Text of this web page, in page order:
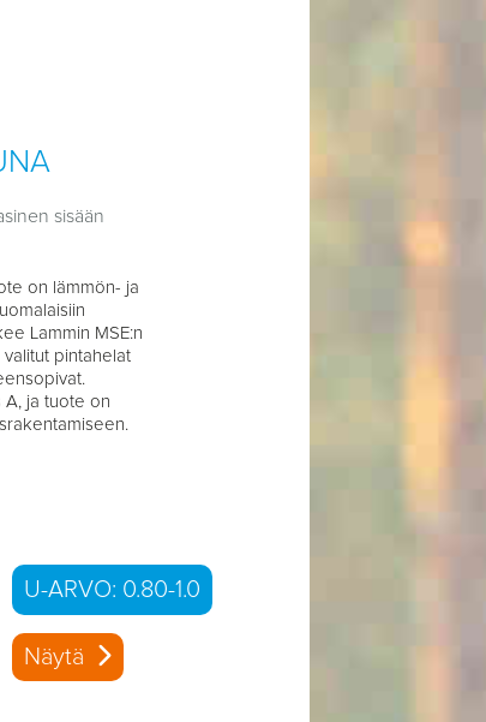
sisään
on lämmön- ja
Lammin MSE:n
pintahelat
A, ja tuote on
U-ARVO: 0.80-1.0
Näytä